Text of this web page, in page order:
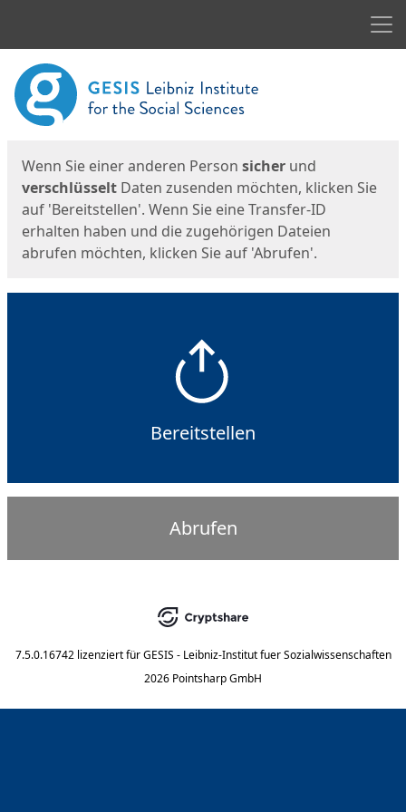
Start
Wenn Sie einer anderen Person sicher und
verschlüsselt Daten zusenden möchten, klicken Sie
auf 'Bereitstellen'. Wenn Sie eine Transfer-ID
erhalten haben und die zugehörigen Dateien
abrufen möchten, klicken Sie auf 'Abrufen'.
Bereitstellen
Abrufen
7.5.0.16742 lizenziert für GESIS - Leibniz-Institut fuer Sozialwissenschaften
2026 Pointsharp GmbH